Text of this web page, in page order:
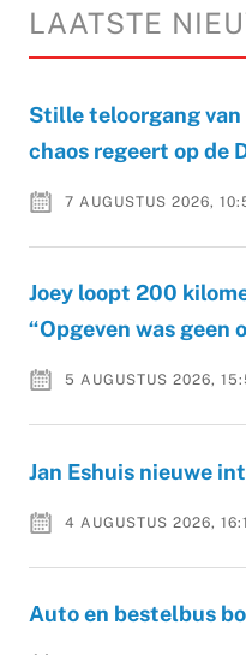
LAATSTE
Stille teloorgang
chaos regeert op de
7 AUGUSTUS 2026,
Joey loopt 200
“Opgeven was geen
5 AUGUSTUS 2026,
Jan Eshuis nieuwe
4 AUGUSTUS 2026,
Auto en bestelbus